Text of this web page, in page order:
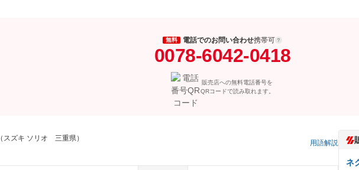
無料 電話でのお問い合わせ携帯可
0078-6042-0418
販売店への無料電話番号を
QRコードで読み取れます。
（スズキ ソリオ 三重県）
用語解説
ネ